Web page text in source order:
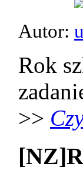
Autor:
Rok
>>